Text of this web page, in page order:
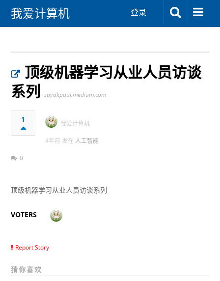
我爱计算机 登录
顶级机器学习从业人员访谈
系列
sayakpaul.medium.com
1 我爱计算机
4年前 发在 人工智能
0
顶级机器学习从业人员访谈系列
VOTERS
Report Story
猜你喜欢